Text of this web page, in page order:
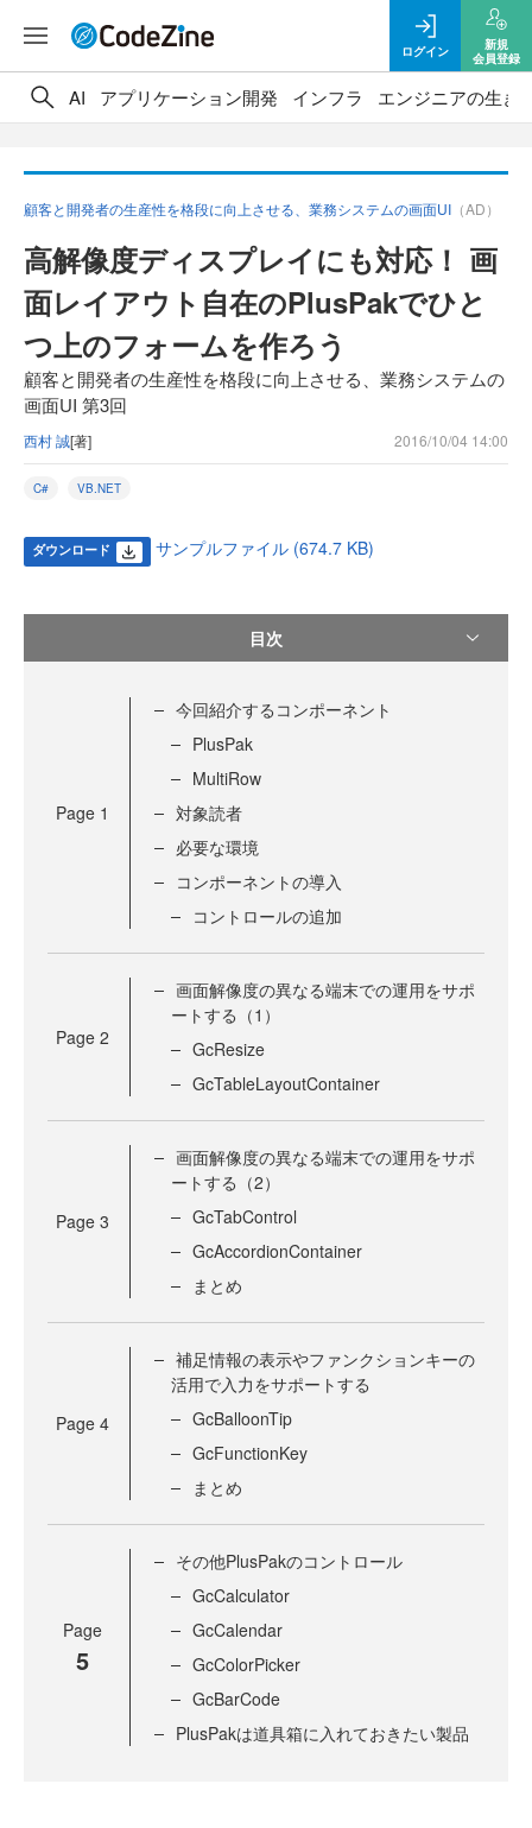
ログイン
新規
会員登録
AI アプリケーション開発 インフラ エンジニアの生き
顧客と開発者の生産性を格段に向上させる、業務システムの画面UI （AD）
高解像度ディスプレイにも対応！ 画
面レイアウト自在のPlusPakでひと
つ上のフォームを作ろう
顧客と開発者の生産性を格段に向上させる、業務システムの
画面UI 第3回
西村 誠[著] 2016/10/04 14:00
C# VB.NET
ダウンロード サンプルファイル (674.7 KB)
目次
Page 1
今回紹介するコンポーネント
PlusPak
MultiRow
対象読者
必要な環境
コンポーネントの導入
コントロールの追加
Page 2
画面解像度の異なる端末での運用をサポ
ートする（1）
GcResize
GcTableLayoutContainer
Page 3
画面解像度の異なる端末での運用をサポ
ートする（2）
GcTabControl
GcAccordionContainer
まとめ
Page 4
補足情報の表示やファンクションキーの
活用で入力をサポートする
GcBalloonTip
GcFunctionKey
まとめ
Page
5
その他PlusPakのコントロール
GcCalculator
GcCalendar
GcColorPicker
GcBarCode
PlusPakは道具箱に入れておきたい製品